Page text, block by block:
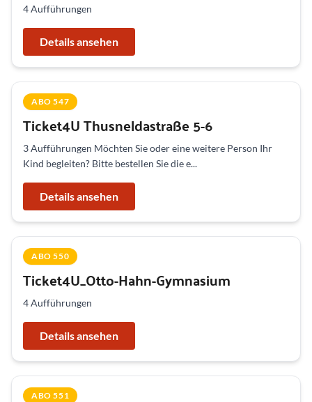
4 Aufführungen
Details ansehen
ABO 547
Ticket4U Thusneldastraße 5-6
3 Aufführungen Möchten Sie oder eine weitere Person Ihr
Kind begleiten? Bitte bestellen Sie die e...
Details ansehen
ABO 550
Ticket4U_Otto-Hahn-Gymnasium
4 Aufführungen
Details ansehen
ABO 551